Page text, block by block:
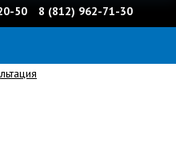
50 8 (812) 962-71-30